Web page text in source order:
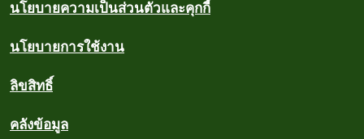
นโยบายความเป็นส่วนตัวและคุกกี้
นโยบายการใช้งาน
ลิขสิทธิ์
คลังข้อมูล